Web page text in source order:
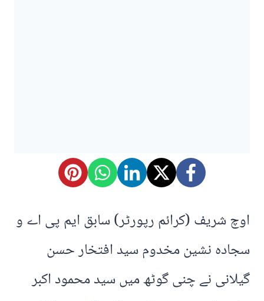
اوچ شریف (کرائم رپورٹر) سابق ایم پی اے و
سجادہ نشین مخدوم سید افتخار حسن
گیلانی نے چنی گوٹھ میں سید محمود اکبر